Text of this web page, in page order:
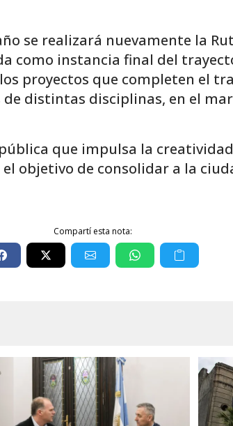
se realizará nuevamente la
como instancia final del
proyectos que completen el
distintas disciplinas, en el
que impulsa la
objetivo de consolidar a la
Compartí esta nota: